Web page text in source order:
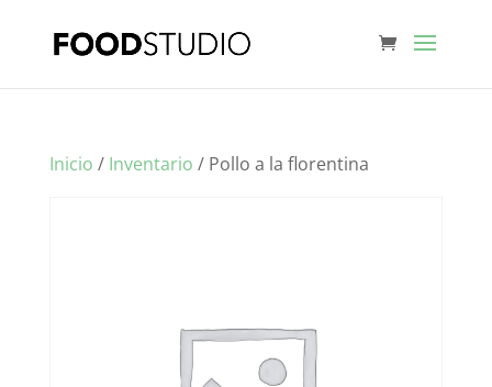
Inicio / Inventario / Pollo a la florentina